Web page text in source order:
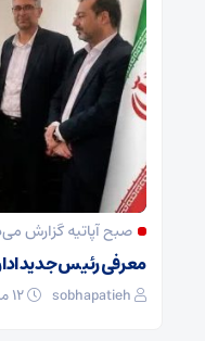
صبح آپاتیه گزارش
معرفی رئیس جدید
sobhapatieh